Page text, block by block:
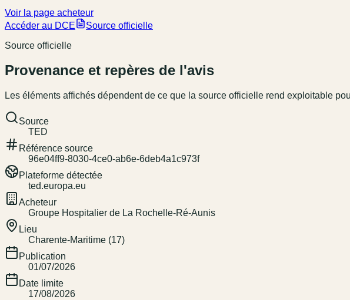
Voir la page acheteur
Accéder au DCE
Source officielle
Source officielle
Provenance et repères de l'avis
Les éléments affichés dépendent de ce que la source officielle rend exploitable
Source
TED
Référence source
96e04ff9-8030-4ce0-ab6e-6deb4a1c973f
Plateforme détectée
ted.europa.eu
Acheteur
Groupe Hospitalier de La Rochelle-Ré-Aunis
Lieu
Charente-Maritime (17)
Publication
01/07/2026
Date limite
17/08/2026